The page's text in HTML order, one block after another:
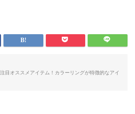
オススメアイテム！カラーリングが特徴的なアイ